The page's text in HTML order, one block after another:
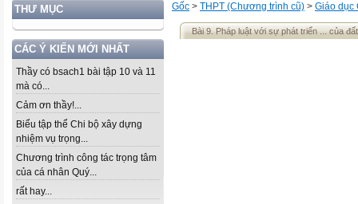
THƯ MỤC
CÁC Ý KIẾN MỚI NHẤT
Thầy có bsach1 bài tập 10 và 11
mà có...
Cảm ơn thầy!...
Biểu tập thể Chi bộ xây dựng
nhiệm vụ trọng...
Chương trình công tác trọng tâm
của cá nhân Quý...
rất hay...
Gốc > THPT (Chương trình cũ) > Giáo dục
Bài 9. Pháp luật với sự phát triển ... của